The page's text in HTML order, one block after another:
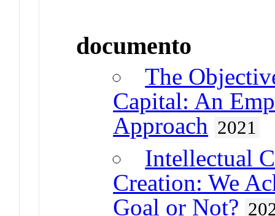
documento
The
Capital: An
Approach 2021
Intellectual
Creation: We
Goal or Not?